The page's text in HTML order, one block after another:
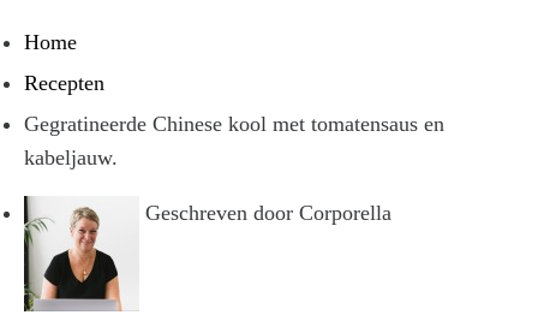
Home
Recepten
Gegratineerde Chinese kool met tomatensaus en
kabeljauw.
Geschreven door Corporella